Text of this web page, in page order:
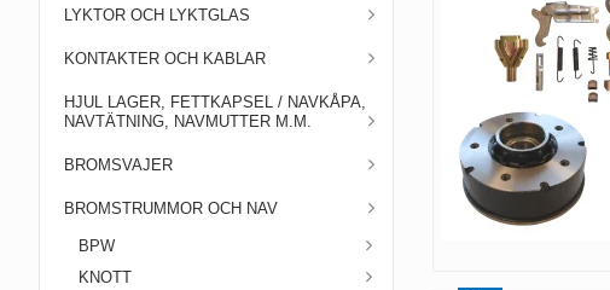
LYKTOR OCH LYKTGLAS
KONTAKTER OCH KABLAR
HJUL LAGER, FETTKAPSEL / NAVKÅPA,
NAVTÄTNING, NAVMUTTER M.M.
BROMSVAJER
BROMSTRUMMOR OCH NAV
BPW
KNOTT